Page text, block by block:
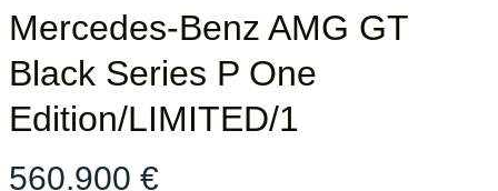
Mercedes-Benz AMG GT
Black Series P One
Edition/LIMITED/1
560.900 €